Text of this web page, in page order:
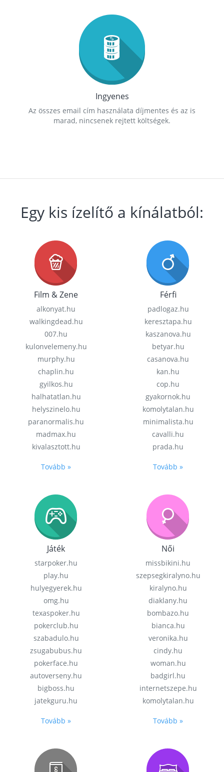
Ingyenes
Az összes email cím használata díjmentes és az is
marad, nincsenek rejtett költségek.
Egy kis ízelítő a kínálatból:
Film & Zene
alkonyat.hu
walkingdead.hu
007.hu
kulonvelemeny.hu
murphy.hu
chaplin.hu
gyilkos.hu
halhatatlan.hu
helyszinelo.hu
paranormalis.hu
madmax.hu
kivalasztott.hu
Tovább »
Férfi
padlogaz.hu
keresztapa.hu
kaszanova.hu
betyar.hu
casanova.hu
kan.hu
cop.hu
gyakornok.hu
komolytalan.hu
minimalista.hu
cavalli.hu
prada.hu
Tovább »
Játék
starpoker.hu
play.hu
hulyegyerek.hu
omg.hu
texaspoker.hu
pokerclub.hu
szabadulo.hu
zsugabubus.hu
pokerface.hu
autoverseny.hu
bigboss.hu
jatekguru.hu
Tovább »
Női
missbikini.hu
szepsegkiralyno.hu
kiralyno.hu
diaklany.hu
bombazo.hu
bianca.hu
veronika.hu
cindy.hu
woman.hu
badgirl.hu
internetszepe.hu
komolytalan.hu
Tovább »